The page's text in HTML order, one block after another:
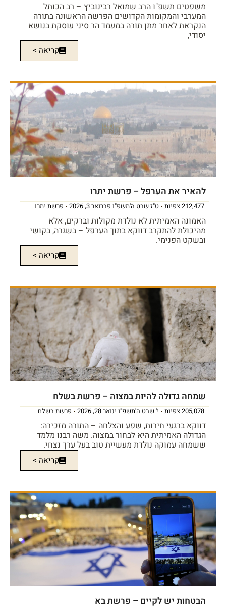
משפטים תשפ"ו הרב שמואל רבינוביץ – רב הכותל
המערבי והמקומות הקדושים הפרשה הראשונה בתורה
הנקראת לאחר מתן תורה במעמד הר סיני עוסקת בנושא
יסודי,
קריאה >
להאיר את הערפל – פרשת יתרו
212,477 צפיות ט"ז שבט ה'תשפ"ו פברואר 3, 2026 פרשת יתרו
האמונה האמיתית לא נולדת מקולות וברקים, אלא
מהיכולת להתקרב דווקא בתוך הערפל – בשגרה, בקושי
ובשקט הפנימי.
קריאה >
שמחה גדולה להיות במצוה – פרשת בשלח
205,078 צפיות י' שבט ה'תשפ"ו ינואר 28, 2026 פרשת בשלח
דווקא ברגעי חירות, שפע והצלחה – התורה מזכירה:
הגדולה האמיתית היא לבחור במצוה. משה רבנו מלמד
ששמחה עמוקה נולדת מעשיית טוב בעל ערך נצחי.
קריאה >
הבטחות יש לקיים – פרשת בא